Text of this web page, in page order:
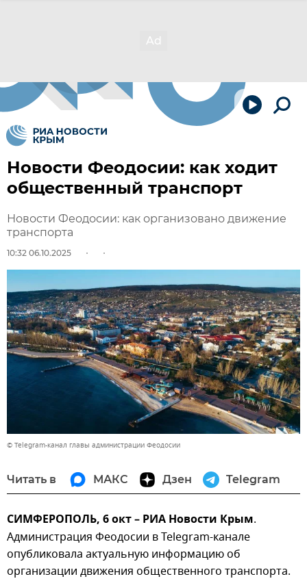
Новости Феодосии: как ходит
общественный транспорт
Новости Феодосии: как организовано движение
транспорта
10:32 06.10.2025
© Telegram-канал главы администрации Феодосии
Читать в МАКС Дзен Telegram
СИМФЕРОПОЛЬ, 6 окт – РИА Новости Крым.
Администрация Феодосии в Telegram-канале
опубликовала актуальную информацию об
организации движения общественного транспорта.